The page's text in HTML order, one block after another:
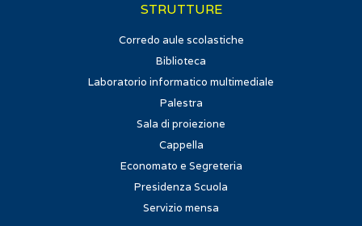
STRUTTURE
Corredo aule scolastiche
Biblioteca
Laboratorio informatico multimediale
Palestra
Sala di proiezione
Cappella
Economato e Segreteria
Presidenza Scuola
Servizio mensa